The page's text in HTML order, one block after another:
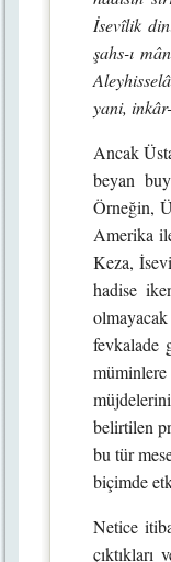
İsevîlik
şahs-ı
yani,
Ancak
beyan
Örneğin,
Amerika
Keza,
hadise
fevkalade
belirtilen
bu tür
biçimde
Netice
çıktıkları